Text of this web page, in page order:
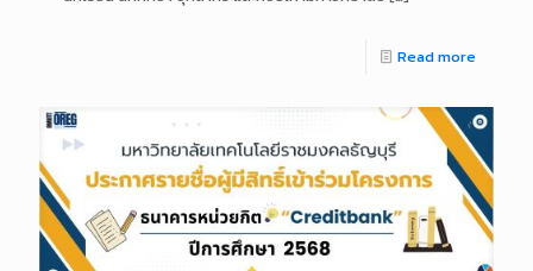
Read more